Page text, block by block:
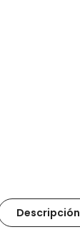
Descripción